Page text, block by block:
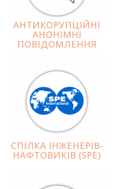
АНТИКОРУПЦІЙНІ
АНОНІМНІ
ПОВІДОМЛЕННЯ
СПІЛКА ІНЖЕНЕРІВ-
НАФТОВИКІВ (SPE)